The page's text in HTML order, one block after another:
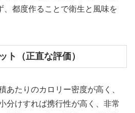
、都度作ることで衛生と風味を
ト（正直な評価）
あたりのカロリー密度が高く、
分けすれば携行性が高く、非常